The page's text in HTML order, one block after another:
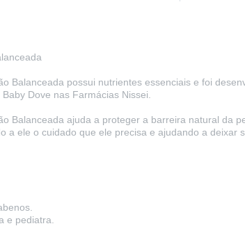
Balanceada possui nutrientes essenciais e foi
Dove nas Farmácias Nissei
Balanceada ajuda a proteger a barreira natural da
a ele o cuidado que ele precisa e ajudando a deixar
e pediatra.